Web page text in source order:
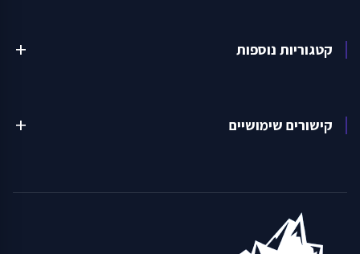
קטגוריות נוספות add
קישורים שימושיים add